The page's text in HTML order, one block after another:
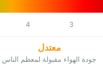
3
4
معتدل
جودة الهواء مقبولة لمعظم الناس